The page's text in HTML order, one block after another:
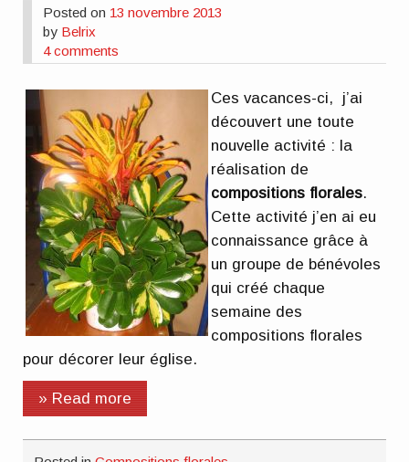
Posted on 13 novembre 2013
by Belrix
4 comments
Ces vacances-ci, j’ai
découvert une toute
nouvelle activité : la
réalisation de
compositions florales.
Cette activité j’en ai eu
connaissance grâce à
un groupe de bénévoles
qui créé chaque
semaine des
compositions florales
pour décorer leur église.
» Read more